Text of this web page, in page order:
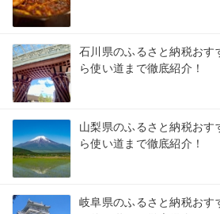
石川県のふるさと納税おす
ら使い道まで徹底紹介！
山梨県のふるさと納税お
ら使い道まで徹底紹介！
岐阜県のふるさと納税おす